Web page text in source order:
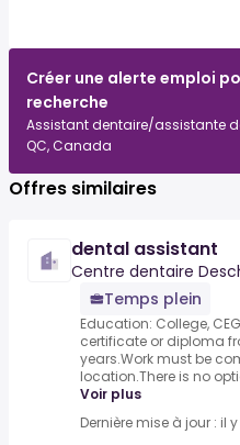
Créer une alerte emploi
recherche
Assistant dentaire/assistante
QC, Canada
Offres similaires
dental assistant
Centre dentaire
Temps plein
Education: College,
certificate or diploma
years.Work must be
location.There is no
Voir plus
Dernière mise à jour : il